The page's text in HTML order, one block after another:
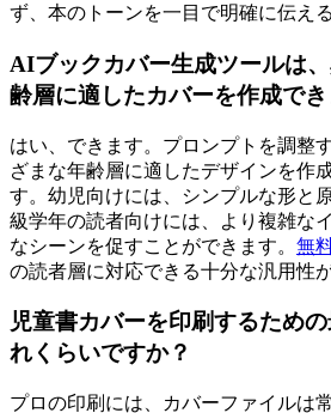
ず、本のトーンを一目で明確に伝え
AIブックカバー生成ツールは
齢層に適したカバーを作成でき
はい、できます。プロンプトを調整
ざまな年齢層に適したデザインを作
す。幼児向けには、シンプルな形と
級学年の読者向けには、より複雑な
なシーンを促すことができます。 無
の読者層に対応できる十分な汎用性
児童書カバーを印刷するため
れくらいですか？
プロの印刷には、カバーファイルは